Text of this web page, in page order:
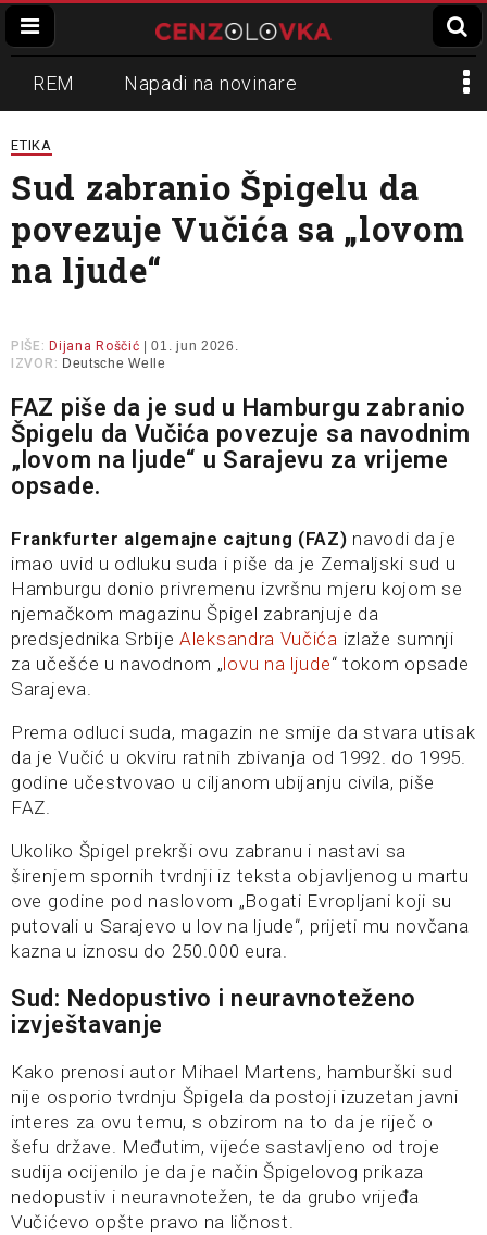
REM Napadi na novinare
Zvučni top
Propaganda Lokalni mediji
Informer Slavko Ćuruvija
ETIKA
Sud zabranio Špigelu da
povezuje Vučića sa „lovom
na ljude“
PIŠE: Dijana Roščić | 01. jun 2026.
IZVOR: Deutsche Welle
FAZ piše da je sud u Hamburgu zabranio
Špigelu da Vučića povezuje sa navodnim
„lovom na ljude“ u Sarajevu za vrijeme
opsade.
Frankfurter algemajne cajtung (FAZ) navodi da je
imao uvid u odluku suda i piše da je Zemaljski sud u
Hamburgu donio privremenu izvršnu mjeru kojom se
njemačkom magazinu Špigel zabranjuje da
predsjednika Srbije Aleksandra Vučića izlaže sumnji
za učešće u navodnom „lovu na ljude“ tokom opsade
Sarajeva.
Prema odluci suda, magazin ne smije da stvara utisak
da je Vučić u okviru ratnih zbivanja od 1992. do 1995.
godine učestvovao u ciljanom ubijanju civila, piše
FAZ.
Ukoliko Špigel prekrši ovu zabranu i nastavi sa
širenjem spornih tvrdnji iz teksta objavljenog u martu
ove godine pod naslovom „Bogati Evropljani koji su
putovali u Sarajevo u lov na ljude“, prijeti mu novčana
kazna u iznosu do 250.000 eura.
Sud: Nedopustivo i neuravnoteženo
izvještavanje
Kako prenosi autor Mihael Martens, hamburški sud
nije osporio tvrdnju Špigela da postoji izuzetan javni
interes za ovu temu, s obzirom na to da je riječ o
šefu države. Međutim, vijeće sastavljeno od troje
sudija ocijenilo je da je način Špigelovog prikaza
nedopustiv i neuravnotežen, te da grubo vrijeđa
Vučićevo opšte pravo na ličnost.